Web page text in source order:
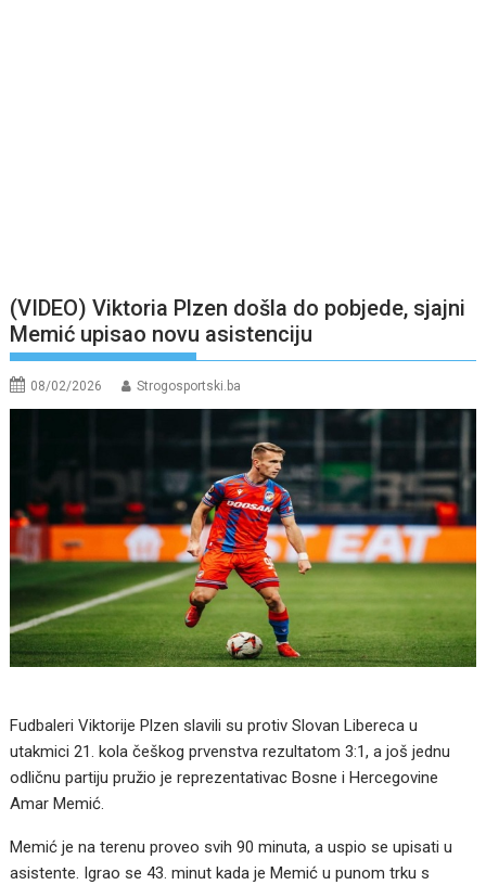
(VIDEO) Viktoria Plzen došla do pobjede, sjajni
Memić upisao novu asistenciju
08/02/2026 Strogosportski.ba
Fudbaleri Viktorije Plzen slavili su protiv Slovan Libereca u
utakmici 21. kola češkog prvenstva rezultatom 3:1, a još jednu
odličnu partiju pružio je reprezentativac Bosne i Hercegovine
Amar Memić.
Memić je na terenu proveo svih 90 minuta, a uspio se upisati u
asistente. Igrao se 43. minut kada je Memić u punom trku s